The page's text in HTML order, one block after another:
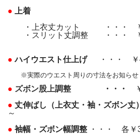
●
上着
・上衣丈カット ・・・ ￥
・スリット丈調整 ・・・ ￥
●ハイウエスト仕上げ ・・・
※実際のウエスト周りの寸法をお知らせ
● ズボン股上調整 ・・・
● 丈伸ばし（上衣丈・袖・ズボン丈）
～
● 袖幅・ズボン幅調整 ・・・ 各￥